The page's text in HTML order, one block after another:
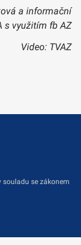
a informační
s využitím fb AZ
Video: TVAZ
souladu se zákonem